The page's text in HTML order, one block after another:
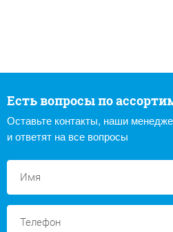
Есть вопросы по
Оставьте контакты, наши
и ответят на все вопросы